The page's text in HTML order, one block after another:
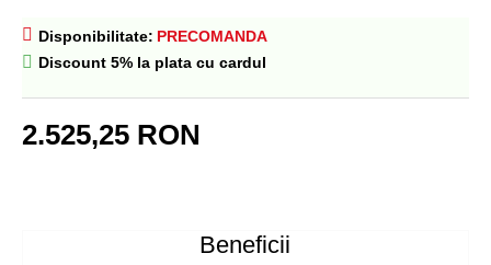
2.525,25 RON
Disponibilitate: PRECOMANDA
Discount 5% la plata cu cardul
Beneficii